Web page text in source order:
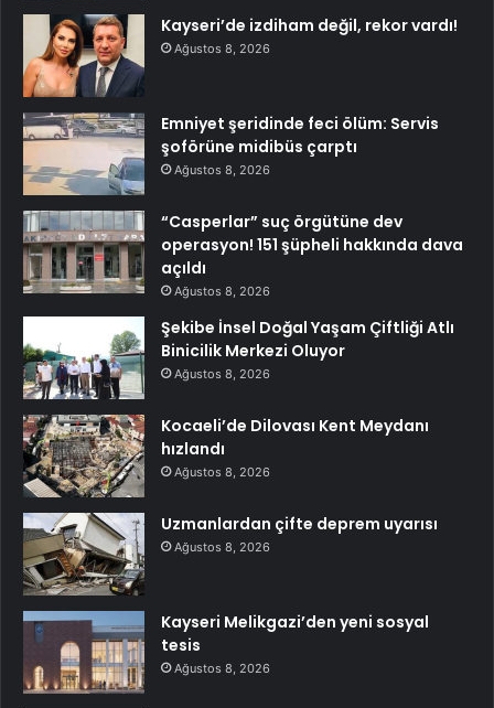
Kayseri’de izdiham değil, rekor vardı!
Ağustos 8, 2026
Emniyet şeridinde feci ölüm: Servis
şoförüne midibüs çarptı
Ağustos 8, 2026
“Casperlar” suç örgütüne dev
operasyon! 151 şüpheli hakkında dava
açıldı
Ağustos 8, 2026
Şekibe İnsel Doğal Yaşam Çiftliği Atlı
Binicilik Merkezi Oluyor
Ağustos 8, 2026
Kocaeli’de Dilovası Kent Meydanı
hızlandı
Ağustos 8, 2026
Uzmanlardan çifte deprem uyarısı
Ağustos 8, 2026
Kayseri Melikgazi’den yeni sosyal
tesis
Ağustos 8, 2026